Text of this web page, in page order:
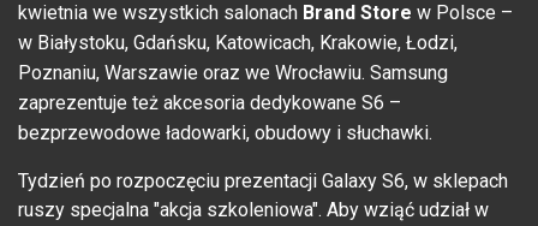
kwietnia we wszystkich salonach Brand Store w Polsce –
w Białystoku, Gdańsku, Katowicach, Krakowie, Łodzi,
Poznaniu, Warszawie oraz we Wrocławiu. Samsung
zaprezentuje też akcesoria dedykowane S6 –
bezprzewodowe ładowarki, obudowy i słuchawki.
Tydzień po rozpoczęciu prezentacji Galaxy S6, w sklepach
ruszy specjalna "akcja szkoleniowa". Aby wziąć udział w